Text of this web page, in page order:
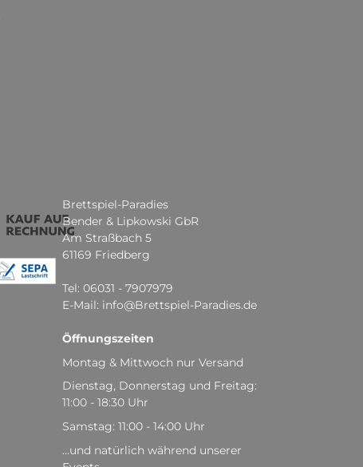
Brettspiel-Paradies
Bender & Lipkowski GbR
Am Straßbach 5
61169 Friedberg
Tel: 06031 - 7907979
E-Mail: info@Brettspiel-Paradies.de
Öffnungszeiten
Montag & Mittwoch nur Versand
Dienstag, Donnerstag und Freitag:
11:00 - 18:30 Uhr
Samstag: 11:00 - 14:00 Uhr
...und natürlich während unserer